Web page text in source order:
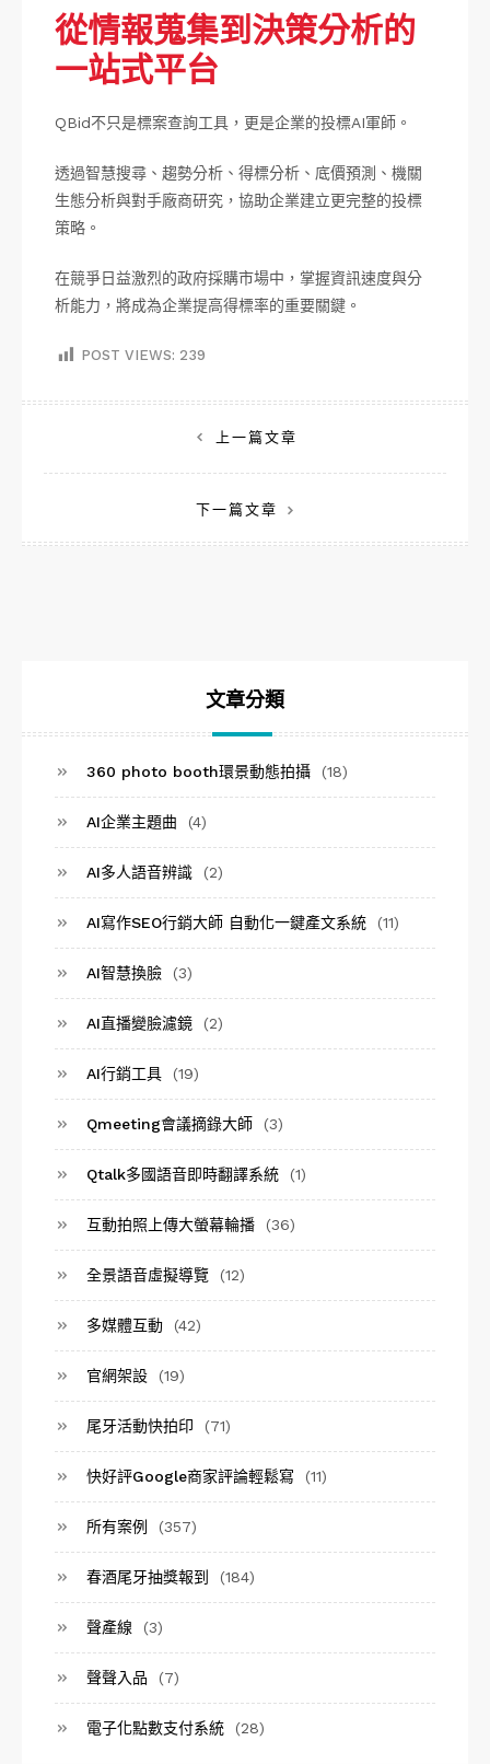
從情報蒐集到決策分析的
一站式平台
QBid不只是標案查詢工具，更是企業的投標AI軍師。
透過智慧搜尋、趨勢分析、得標分析、底價預測、機關
生態分析與對手廠商研究，協助企業建立更完整的投標
策略。
在競爭日益激烈的政府採購市場中，掌握資訊速度與分
析能力，將成為企業提高得標率的重要關鍵。
POST VIEWS: 239
章
上一篇文章
下一篇文章
文章分類
360 photo booth環景動態拍攝 (18)
AI企業主題曲 (4)
AI多人語音辨識 (2)
AI寫作SEO行銷大師 自動化一鍵產文系統 (11)
AI智慧換臉 (3)
AI直播變臉濾鏡 (2)
AI行銷工具 (19)
Qmeeting會議摘錄大師 (3)
Qtalk多國語音即時翻譯系統 (1)
互動拍照上傳大螢幕輪播 (36)
全景語音虛擬導覽 (12)
多媒體互動 (42)
官網架設 (19)
尾牙活動快拍印 (71)
快好評Google商家評論輕鬆寫 (11)
所有案例 (357)
春酒尾牙抽獎報到 (184)
聲產線 (3)
聲聲入品 (7)
電子化點數支付系統 (28)